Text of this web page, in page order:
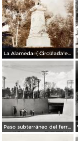
La Alameda. ( Circulada el 11 de Septiembre de 1923 ).
Paso subterráneo del ferrocarril